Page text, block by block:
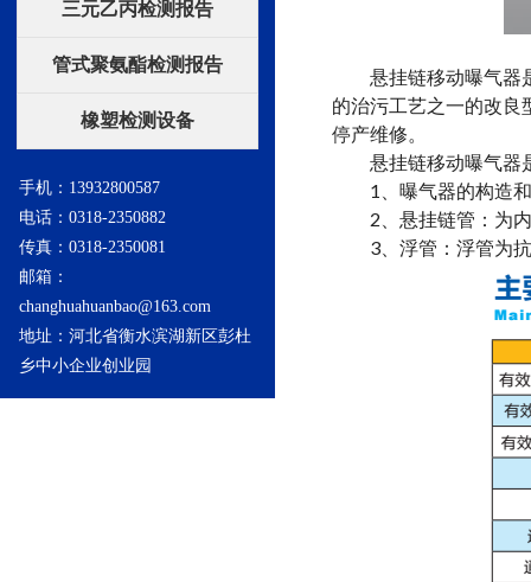
三元乙丙检测报告
管式聚氨酯检测报告
橡塑检测设备
手机：13932800587
电话：0318-2350882
传真：0318-2350081
邮箱：
changhuahuanbao@163.com
地址：河北省衡水滨湖新区彭杜
乡中小企业创业园
悬挂链移动曝气器是
的治污工艺之一的改良
停产维修。
悬挂链移动曝气器是
1、曝气器的构造和
2、悬挂链管：为内
3、浮管：浮管为抗